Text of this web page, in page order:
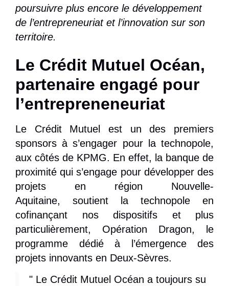
poursuivre plus encore le développement
de l’entrepreneuriat et l’innovation sur son
territoire.
Le Crédit Mutuel Océan,
partenaire engagé pour
l’entrepreneneuriat
Le Crédit Mutuel est un des premiers
sponsors à s’engager pour la technopole,
aux côtés de KPMG. En effet, la banque de
proximité qui s’engage pour développer des
projets en région Nouvelle-
Aquitaine, soutient la technopole en
cofinançant nos dispositifs et plus
particulièrement, Opération Dragon, le
programme dédié à l’émergence des
projets innovants en Deux-Sèvres.
" Le Crédit Mutuel Océan a toujours su